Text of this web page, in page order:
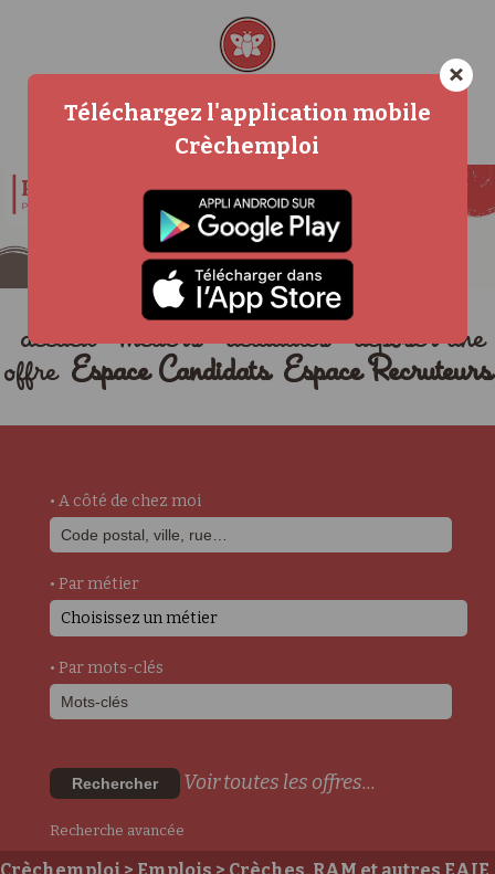
accueil métiers actualités
déposer une
offre Espace Candidats Espace Recruteurs
• A côté de chez moi
• Par métier
Choisissez un métier
• Par mots-clés
Rechercher Voir toutes les offres...
Recherche avancée
×
Téléchargez l'application mobile
Crèchemploi